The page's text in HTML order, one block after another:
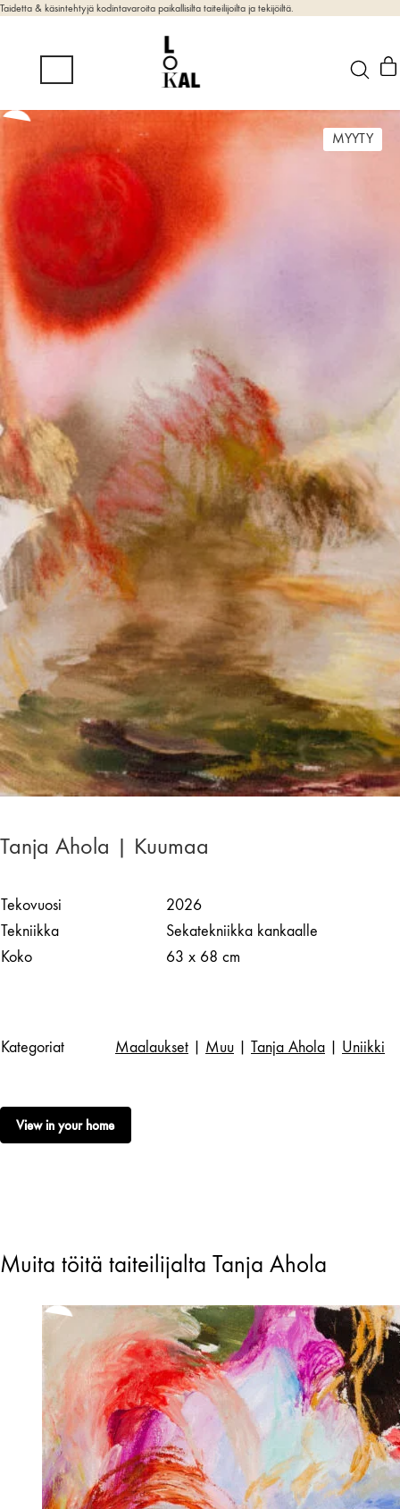
Taidetta & käsintehtyjä kodintavaroita paikallisilta taiteilijoilta ja tekijöiltä.
MYYTY
Tanja Ahola | Kuumaa
Tekovuosi
2026
Tekniikka
Sekatekniikka kankaalle
Koko
63 x 68 cm
Kategoriat Maalaukset Muu Tanja Ahola Uniikki
View in your home
Muita töitä taiteilijalta Tanja Ahola